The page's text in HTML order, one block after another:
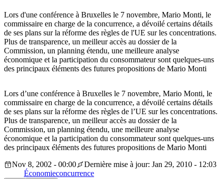
Lors d'une conférence à Bruxelles le 7 novembre, Mario Monti, le
commissaire en charge de la concurrence, a dévoilé certains détails
de ses plans sur la réforme des règles de l'UE sur les concentrations.
Plus de transparence, un meilleur accès au dossier de la
Commission, un planning étendu, une meilleure analyse
économique et la participation du consommateur sont quelques-uns
des principaux éléments des futures propositions de Mario Monti
Lors d’une conférence à Bruxelles le 7 novembre, Mario Monti, le
commissaire en charge de la concurrence, a dévoilé certains détails
de ses plans sur la réforme des règles de l’UE sur les concentrations.
Plus de transparence, un meilleur accès au dossier de la
Commission, un planning étendu, une meilleure analyse
économique et la participation du consommateur sont quelques-uns
des principaux éléments des futures propositions de Mario Monti
Nov 8, 2002 - 00:00
Dernière mise à jour: Jan 29, 2010 - 12:03
Économieconcurrence